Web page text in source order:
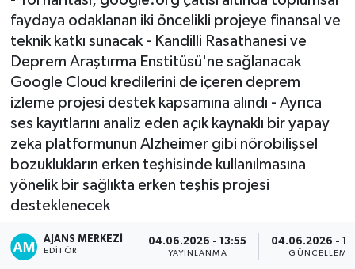
faydaya odaklanan iki öncelikli projeye finansal ve
teknik katkı sunacak - Kandilli Rasathanesi ve
Deprem Araştırma Enstitüsü'ne sağlanacak
Google Cloud kredilerini de içeren deprem
izleme projesi destek kapsamına alındı - Ayrıca
ses kayıtlarını analiz eden açık kaynaklı bir yapay
zeka platformunun Alzheimer gibi nörobilişsel
bozuklukların erken teşhisinde kullanılmasına
yönelik bir sağlıkta erken teşhis projesi
desteklenecek
AJANS MERKEZI
EDITÖR
04.06.2026 - 13:55
YAYINLANMA
04.06.2026 -
GÜNCELLEME